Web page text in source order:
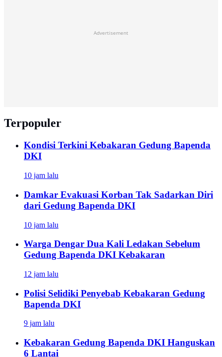
Advertisement
Terpopuler
Kondisi Terkini Kebakaran Gedung Bapenda
DKI
10 jam lalu
Damkar Evakuasi Korban Tak Sadarkan Diri
dari Gedung Bapenda DKI
10 jam lalu
Warga Dengar Dua Kali Ledakan Sebelum
Gedung Bapenda DKI Kebakaran
12 jam lalu
Polisi Selidiki Penyebab Kebakaran Gedung
Bapenda DKI
9 jam lalu
Kebakaran Gedung Bapenda DKI Hanguskan
6 Lantai